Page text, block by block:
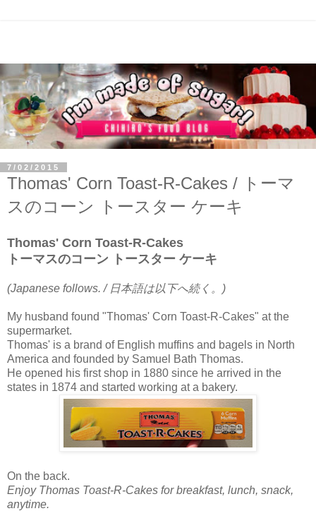
7/02/2015
Thomas' Corn Toast-R-Cakes / トーマ
スのコーン トースター ケーキ
Thomas' Corn Toast-R-Cakes
トーマスのコーン トースター ケーキ
(Japanese follows. / 日本語は以下へ続く。)
My husband found "Thomas' Corn Toast-R-Cakes" at the
supermarket.
Thomas' is a brand of English muffins and bagels in North
America and founded by Samuel Bath Thomas.
He opened his first shop in 1880 since he arrived in the
states in 1874 and started working at a bakery.
On the back.
Enjoy Thomas Toast-R-Cakes for breakfast, lunch, snack,
anytime.